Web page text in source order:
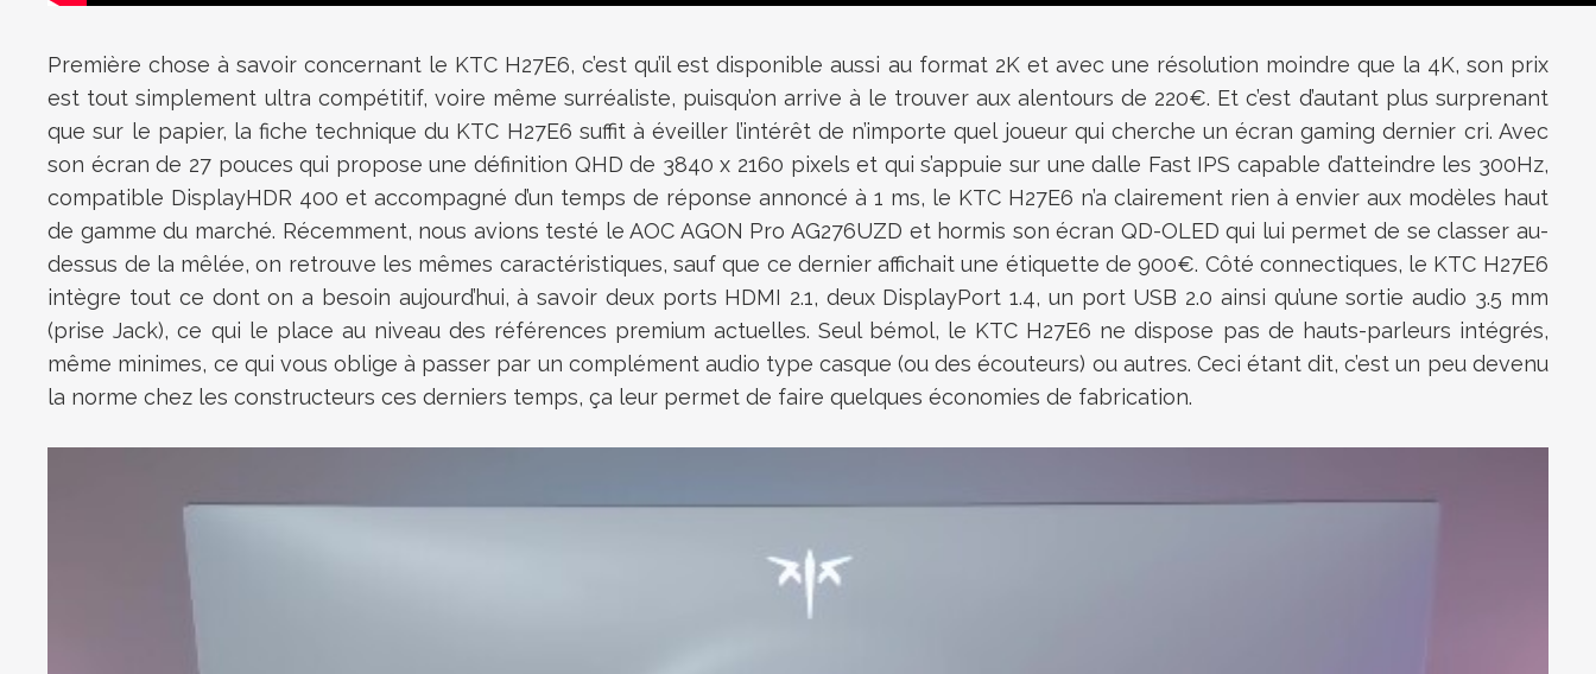
Première chose à savoir concernant le KTC H27E6, c’est qu’il est disponible aussi au format 2K et avec une résolution moindre que la 4K, son prix
est tout simplement ultra compétitif, voire même surréaliste, puisqu’on arrive à le trouver aux alentours de 220€. Et c’est d’autant plus surprenant
que sur le papier, la fiche technique du KTC H27E6 suffit à éveiller l’intérêt de n’importe quel joueur qui cherche un écran gaming dernier cri. Avec
son écran de 27 pouces qui propose une définition QHD de 3840 x 2160 pixels et qui s’appuie sur une dalle Fast IPS capable d’atteindre les 300Hz,
compatible DisplayHDR 400 et accompagné d’un temps de réponse annoncé à 1 ms, le KTC H27E6 n’a clairement rien à envier aux modèles haut
de gamme du marché. Récemment, nous avions testé le AOC AGON Pro AG276UZD et hormis son écran QD-OLED qui lui permet de se classer au-
dessus de la mêlée, on retrouve les mêmes caractéristiques, sauf que ce dernier affichait une étiquette de 900€. Côté connectiques, le KTC H27E6
intègre tout ce dont on a besoin aujourd’hui, à savoir deux ports HDMI 2.1, deux DisplayPort 1.4, un port USB 2.0 ainsi qu’une sortie audio 3.5 mm
(prise Jack), ce qui le place au niveau des références premium actuelles. Seul bémol, le KTC H27E6 ne dispose pas de hauts-parleurs intégrés,
même minimes, ce qui vous oblige à passer par un complément audio type casque (ou des écouteurs) ou autres. Ceci étant dit, c’est un peu devenu
la norme chez les constructeurs ces derniers temps, ça leur permet de faire quelques économies de fabrication.